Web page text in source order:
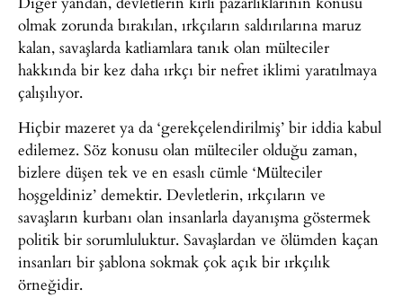
olmak zorunda bırakılan, ırkçıların saldırılarına maruz
kalan, savaşlarda katliamlara tanık olan mülteciler
hakkında bir kez daha ırkçı bir nefret iklimi yaratılmaya
çalışılıyor.
Hiçbir mazeret ya da ‘gerekçelendirilmiş’ bir iddia kabul
edilemez. Söz konusu olan mülteciler olduğu zaman,
bizlere düşen tek ve en esaslı cümle ‘Mülteciler
hoşgeldiniz’ demektir. Devletlerin, ırkçıların ve
savaşların kurbanı olan insanlarla dayanışma göstermek
politik bir sorumluluktur. Savaşlardan ve ölümden kaçan
insanları bir şablona sokmak çok açık bir ırkçılık
örneğidir.